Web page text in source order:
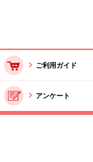
ご利用ガイド
アンケート